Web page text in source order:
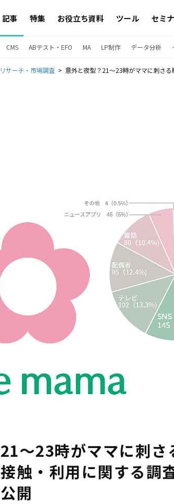
記事 特集 お役立ち資料 ツール セミ
CMS ABテスト・EFO MA LP制作 データ分析
リサーチ・市場調査 意外と夜型？21〜23時がママに刺さ
〜23時がママに刺さ
触・利用に関する調
開